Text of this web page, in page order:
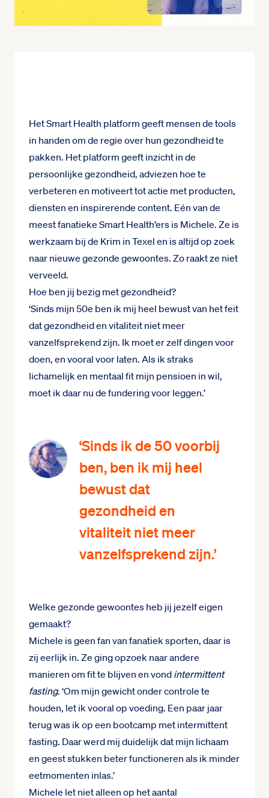
Het Smart Health platform geeft mensen de tools
in handen om de regie over hun gezondheid te
pakken. Het platform geeft inzicht in de
persoonlijke gezondheid, adviezen hoe te
verbeteren en motiveert tot actie met producten,
diensten en inspirerende content. Eén van de
meest fanatieke Smart Health’ers is Michele. Ze is
werkzaam bij de Krim in Texel en is altijd op zoek
naar nieuwe gezonde gewoontes. Zo raakt ze niet
verveeld.
Hoe ben jij bezig met gezondheid?
‘Sinds mijn 50e ben ik mij heel bewust van het feit
dat gezondheid en vitaliteit niet meer
vanzelfsprekend zijn. Ik moet er zelf dingen voor
doen, en vooral voor laten. Als ik straks
lichamelijk en mentaal fit mijn pensioen in wil,
moet ik daar nu de fundering voor leggen.’
‘Sinds ik de 50 voorbij
ben, ben ik mij heel
bewust dat
gezondheid en
vitaliteit niet meer
vanzelfsprekend zijn.’
Welke gezonde gewoontes heb jij jezelf eigen
gemaakt?
Michele is geen fan van fanatiek sporten, daar is
zij eerlijk in. Ze ging opzoek naar andere
manieren om fit te blijven en vond intermittent
fasting. ‘Om mijn gewicht onder controle te
houden, let ik vooral op voeding. Een paar jaar
terug was ik op een bootcamp met intermittent
fasting. Daar werd mij duidelijk dat mijn lichaam
en geest stukken beter functioneren als ik minder
eetmomenten inlas.’
Michele let niet alleen op het aantal